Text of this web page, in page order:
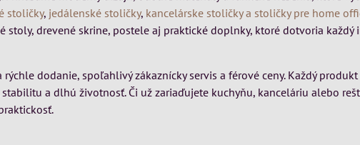
stoličky, jedálenské stoličky, kancelárske stoličky a stoličky pre home
stoly, drevené skrine, postele aj praktické doplnky, ktoré dotvoria každý
rýchle dodanie, spoľahlivý zákaznícky servis a férové ceny. Každý
a dlhú životnosť. Či už zariaďujete kuchyňu, kanceláriu alebo